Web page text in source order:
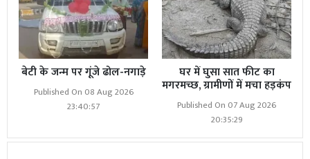
बेटी के जन्म पर गूंजे ढोल-नगाड़े
Published On 08 Aug 2026
23:40:57
घर में घुसा सात फीट का
मगरमच्छ, ग्रामीणों में मचा हड़कंप
Published On 07 Aug 2026
20:35:29